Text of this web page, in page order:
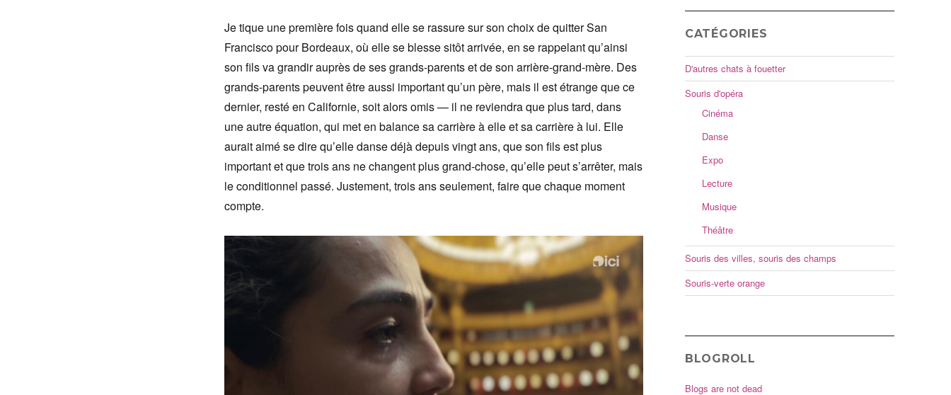
Je tique une première fois quand elle se rassure sur son choix de quitter San
Francisco pour Bordeaux, où elle se blesse sitôt arrivée, en se rappelant qu’ainsi
son fils va grandir auprès de ses grands-parents et de son arrière-grand-mère. Des
grands-parents peuvent être aussi important qu’un père, mais il est étrange que ce
dernier, resté en Californie, soit alors omis — il ne reviendra que plus tard, dans
une autre équation, qui met en balance sa carrière à elle et sa carrière à lui. Elle
aurait aimé se dire qu’elle danse déjà depuis vingt ans, que son fils est plus
important et que trois ans ne changent plus grand-chose, qu’elle peut s’arrêter, mais
le conditionnel passé. Justement, trois ans seulement, faire que chaque moment
compte.
CATÉGORIES
D'autres chats à fouetter
Souris d'opéra
Cinéma
Danse
Expo
Lecture
Musique
Théâtre
Souris des villes, souris des champs
Souris-verte orange
BLOGROLL
Blogs are not dead